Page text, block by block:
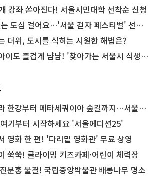
강좌 쏟아진다! 서울시민대학 선착순 신청
심 걸어요…'서울 걷자 페스티벌' 선착순 5천명
더위, 도시를 식히는 시원한 해법은?
즐겁게 냠냠! '찾아가는 서울시 식생활 교육' 현장
부터 메타세쿼이아 숲길까지…서울둘레길 15코스
기부터 시작하세요 '서울에디션25'
영화 한 편! '다리밑 영화관' 무료 상영
쑥쑥! 클라이밍 키즈카페·어린이 체력장
분홍 물결! 국립중앙박물관 배롱나무 명소